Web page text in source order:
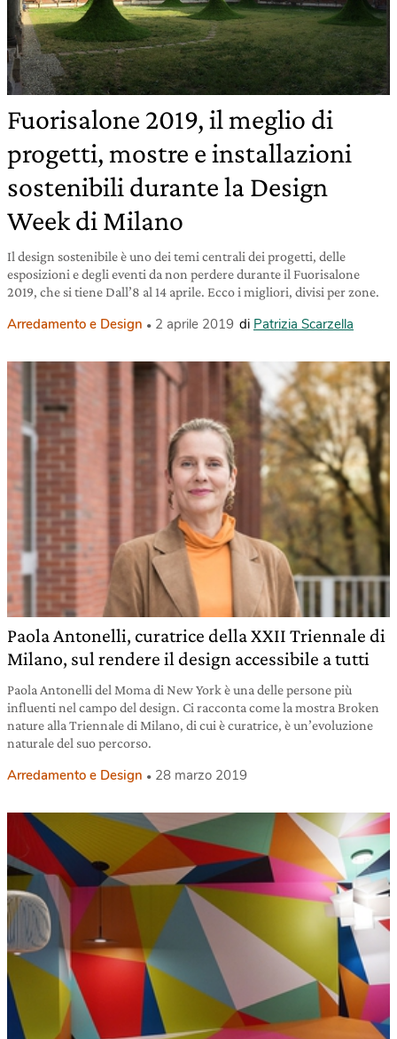
Fuorisalone 2019, il meglio di
progetti, mostre e installazioni
sostenibili durante la Design
Week di Milano
Il design sostenibile è uno dei temi centrali dei progetti, delle
esposizioni e degli eventi da non perdere durante il Fuorisalone
2019, che si tiene Dall’8 al 14 aprile. Ecco i migliori, divisi per zone.
Arredamento e Design 2 aprile 2019 di Patrizia Scarzella
Paola Antonelli, curatrice della XXII Triennale di
Milano, sul rendere il design accessibile a tutti
Paola Antonelli del Moma di New York è una delle persone più
influenti nel campo del design. Ci racconta come la mostra Broken
nature alla Triennale di Milano, di cui è curatrice, è un’evoluzione
naturale del suo percorso.
Arredamento e Design 28 marzo 2019